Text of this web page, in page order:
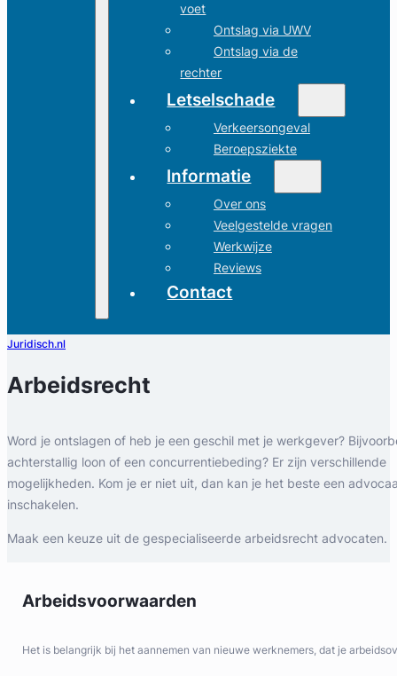
voet
Ontslag via UWV
Ontslag via de
rechter
Letselschade
Verkeersongeval
Beroepsziekte
Informatie
Over ons
Veelgestelde vragen
Werkwijze
Reviews
Contact
Juridisch.nl
Arbeidsrecht
Word je ontslagen of heb je een geschil met je werkgever?
achterstallig loon of een concurrentiebeding? Er zijn verschillende
mogelijkheden. Kom je er niet uit, dan kan je het beste een
inschakelen.
Maak een keuze uit de gespecialiseerde arbeidsrecht advocaten.
Arbeidsvoorwaarden
Het is belangrijk bij het aannemen van nieuwe werknemers, dat je